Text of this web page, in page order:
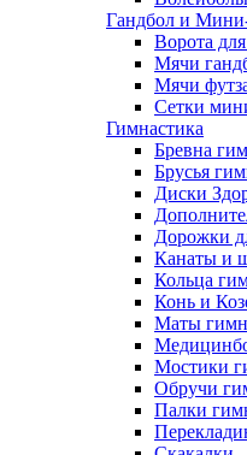
Гандбол и
Ворота
Мячи
Мячи
Сетки
Гимнастика
Бревна
Брусья
Диски
Дорожки
Канаты и
Кольца
Конь и
Маты
Мостики
Обручи
Палки